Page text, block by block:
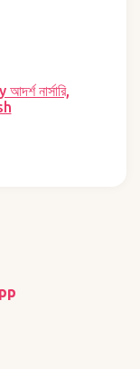
নার্সারি,